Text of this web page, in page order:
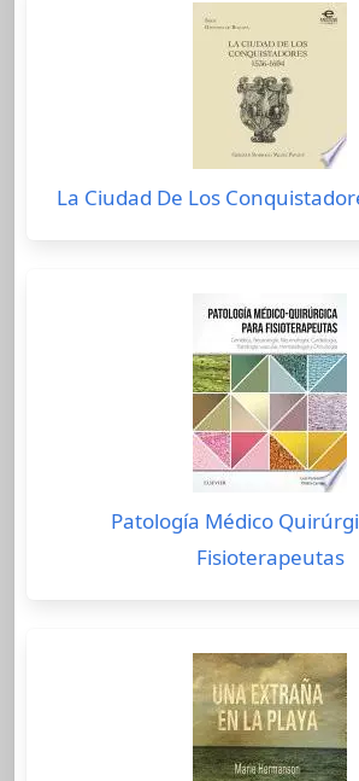
La Ciudad De Los
Patología Médico
Fisioterapeutas